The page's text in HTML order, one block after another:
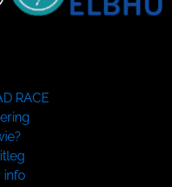
RACE
info